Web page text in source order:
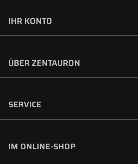
IHR KONTO
ÜBER ZENTAURON
SERVICE
IM ONLINE-SHOP